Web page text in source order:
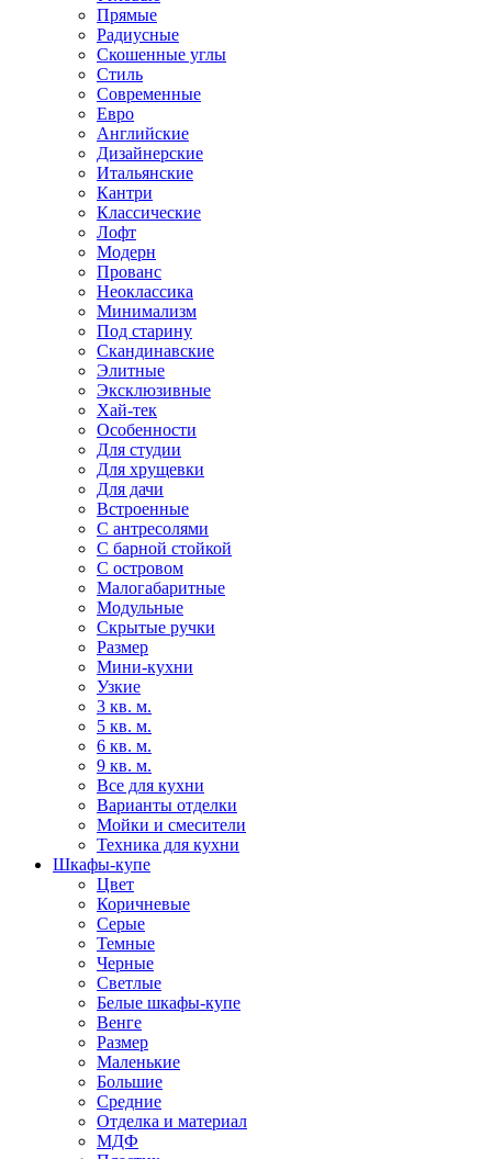
Прямые
Радиусные
Скошенные углы
Стиль
Современные
Евро
Английские
Дизайнерские
Итальянские
Кантри
Классические
Лофт
Модерн
Прованс
Неоклассика
Минимализм
Под старину
Скандинавские
Элитные
Эксклюзивные
Хай-тек
Особенности
Для студии
Для хрущевки
Для дачи
Встроенные
С антресолями
С барной стойкой
С островом
Малогабаритные
Модульные
Скрытые ручки
Размер
Мини-кухни
Узкие
3 кв. м.
5 кв. м.
6 кв. м.
9 кв. м.
Все для кухни
Варианты отделки
Мойки и смесители
Техника для кухни
Шкафы-купе
Цвет
Коричневые
Серые
Темные
Черные
Светлые
Белые шкафы-купе
Венге
Размер
Маленькие
Большие
Средние
Отделка и материал
МДФ